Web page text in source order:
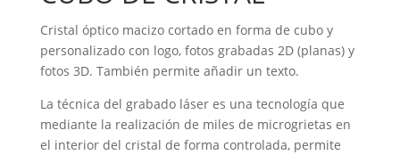
Cristal óptico macizo cortado en forma de cubo y
personalizado con logo, fotos grabadas 2D (planas) y
fotos 3D. También permite añadir un texto.
La técnica del grabado láser es una tecnología que
mediante la realización de miles de microgrietas en
el interior del cristal de forma controlada, permite